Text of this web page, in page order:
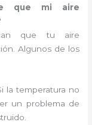
que mi aire
que tu aire
Algunos de los
la temperatura no
un problema de